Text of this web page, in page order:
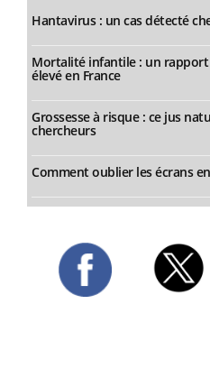
Hantavirus : un cas détecté
Mortalité infantile : un rapport
élevé en France
Grossesse à risque : ce jus
chercheurs
Comment oublier les écrans